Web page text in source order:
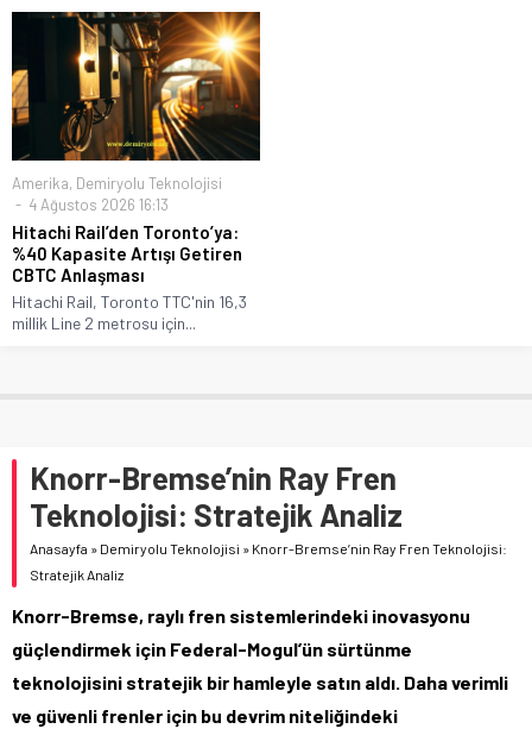
Amerika, Demiryolu Teknolojisi
4 Ağustos 2026 16:13
Hitachi Rail’den Toronto’ya:
%40 Kapasite Artışı Getiren
CBTC Anlaşması
Hitachi Rail, Toronto TTC'nin 16,3
millik Line 2 metrosu için...
Knorr-Bremse’nin Ray Fren
Teknolojisi: Stratejik Analiz
Anasayfa » Demiryolu Teknolojisi » Knorr-Bremse’nin Ray Fren Teknolojisi:
Stratejik Analiz
Knorr-Bremse, raylı fren sistemlerindeki inovasyonu
güçlendirmek için Federal-Mogul’ün sürtünme
teknolojisini stratejik bir hamleyle satın aldı. Daha verimli
ve güvenli frenler için bu devrim niteliğindeki